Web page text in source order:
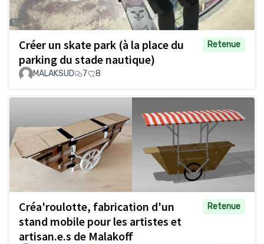
Créer un skate park (à la place du
parking du stade nautique)
Retenue
MALAKSUD 7 8
Créa'roulotte, fabrication d'un
stand mobile pour les artistes et
artisan.e.s de Malakoff
Retenue